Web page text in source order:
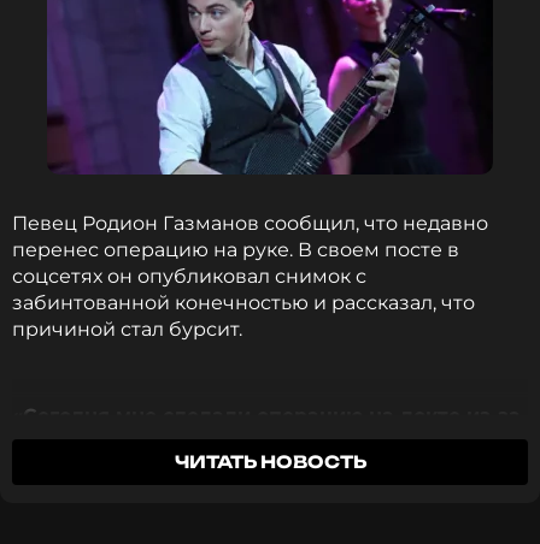
Певец Родион Газманов сообщил, что недавно
перенес операцию на руке. В своем посте в
соцсетях он опубликовал снимок с
забинтованной конечностью и рассказал, что
причиной стал бурсит.
«Сегодня мне сделали операцию на локте из-за
бурсита. Само, к сожалению, не прошло,
пришлось обращаться к врачам. Пока ловлю
ЧИТАТЬ НОВОСТЬ